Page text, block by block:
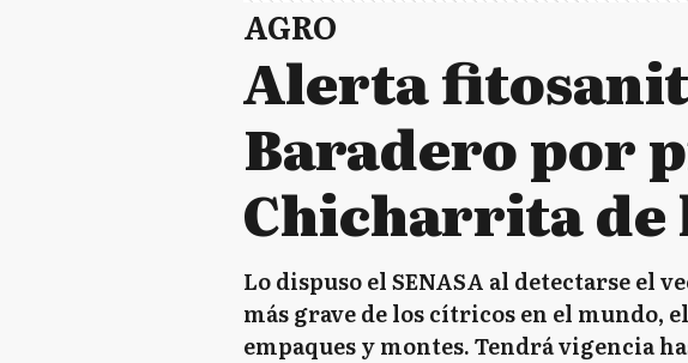
AGRO
Alerta
Baradero por
Chicharrita de
Lo dispuso el SENASA al detectarse el
más grave de los cítricos en el mundo,
empaques y montes. Tendrá vigencia